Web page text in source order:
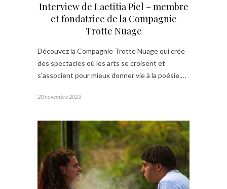
Interview de Laetitia Piel – membre
et fondatrice de la Compagnie
Trotte Nuage
Découvez la Compagnie Trotte Nuage qui crée
des spectacles où les arts se croisent et
s'associent pour mieux donner vie à la poésie.…
20 novembre 2023